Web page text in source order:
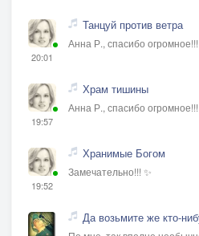
20:01
Танцуй против ветра
Анна Р., спасибо огромное!!!
19:57
Храм тишины
Анна Р., спасибо огромное!!!
19:52
Хранимые Богом
Замечательно!!! ✨
Да возьмите же кто-